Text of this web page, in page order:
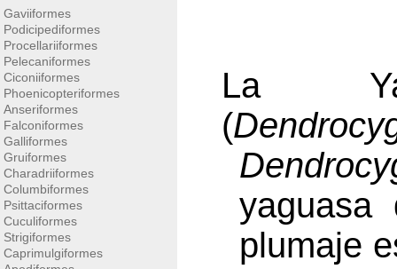
Gaviiformes
Podicipediformes
Procellariiformes
Pelecaniformes
Ciconiiformes
Phoenicopteriformes
Anseriformes
Falconiformes
Galliformes
Gruiformes
Charadriiformes
Columbiformes
Psittaciformes
Cuculiformes
Strigiformes
Caprimulgiformes
La
(
plumaje